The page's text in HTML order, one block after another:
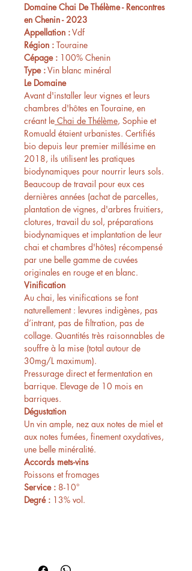
Domaine Chai De Thélème - Rencontres
en Chenin - 2023
Appellation :Vdf
Région : Touraine
Cépage : 100% Chenin
Type :Vin blanc minéral
Le Domaine
Avant d'installer leur vignes et leurs
chambres d'hôtes en Touraine, en
créant le Chai de Thélème, Sophie et
Romuald étaient urbanistes. Certifiés
bio depuis leur premier millésime en
2018, ils utilisent les pratiques
biodynamiques pour nourrir leurs sols.
Beaucoup de travail pour eux ces
dernières années (achat de parcelles,
plantation de vignes, d'arbres fruitiers,
clotures, travail du sol, préparations
biodynamiques et implantation de leur
chai et chambres d'hôtes) récompensé
par une belle gamme de cuvées
originales en rouge et en blanc.
Vinification
Au chai, les vinifications se font
naturellement : levures indigènes, pas
d’intrant, pas de filtration, pas de
collage. Quantités très raisonnables de
souffre à la mise (total autour de
30mg/L maximum).
Pressurage direct et fermentation en
barrique. Elevage de 10 mois en
barriques.
Dégustation
Un vin ample, nez aux notes de miel et
aux notes fumées, finement oxydatives,
une belle minéralité.
Accords mets-vins
Poissons et fromages
Service : 8-10°
Degré : 13% vol.